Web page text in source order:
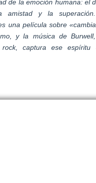
de la emoción humana: el
amistad y la
una película sobre
y la música de
captura ese espíritu